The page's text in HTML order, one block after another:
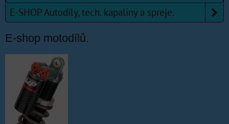
E-SHOP Autodíly, tech. kapaliny a spreje.
E-shop motodílů.